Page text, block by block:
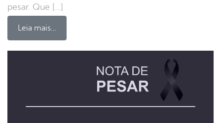
pesar. Que […]
Leia mais…